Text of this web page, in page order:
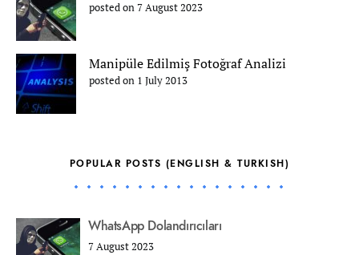
posted on 7 August 2023
Manipüle Edilmiş Fotoğraf Analizi
posted on 1 July 2013
POPULAR POSTS (ENGLISH & TURKISH)
WhatsApp Dolandırıcıları
7 August 2023